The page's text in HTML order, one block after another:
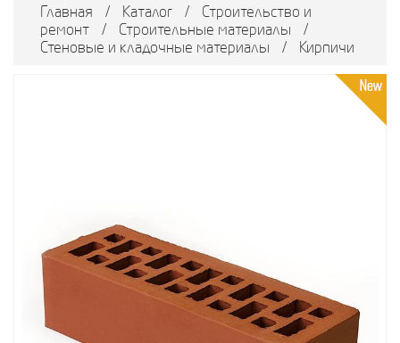
Главная / Каталог /
Строительство и
ремонт
/ Строительные материалы
/
Стеновые и кладочные материалы
/ Кирпичи